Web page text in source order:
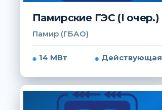
Памирские ГЭС (I очер.)
Памир (ГБАО)
14 МВт Действующая